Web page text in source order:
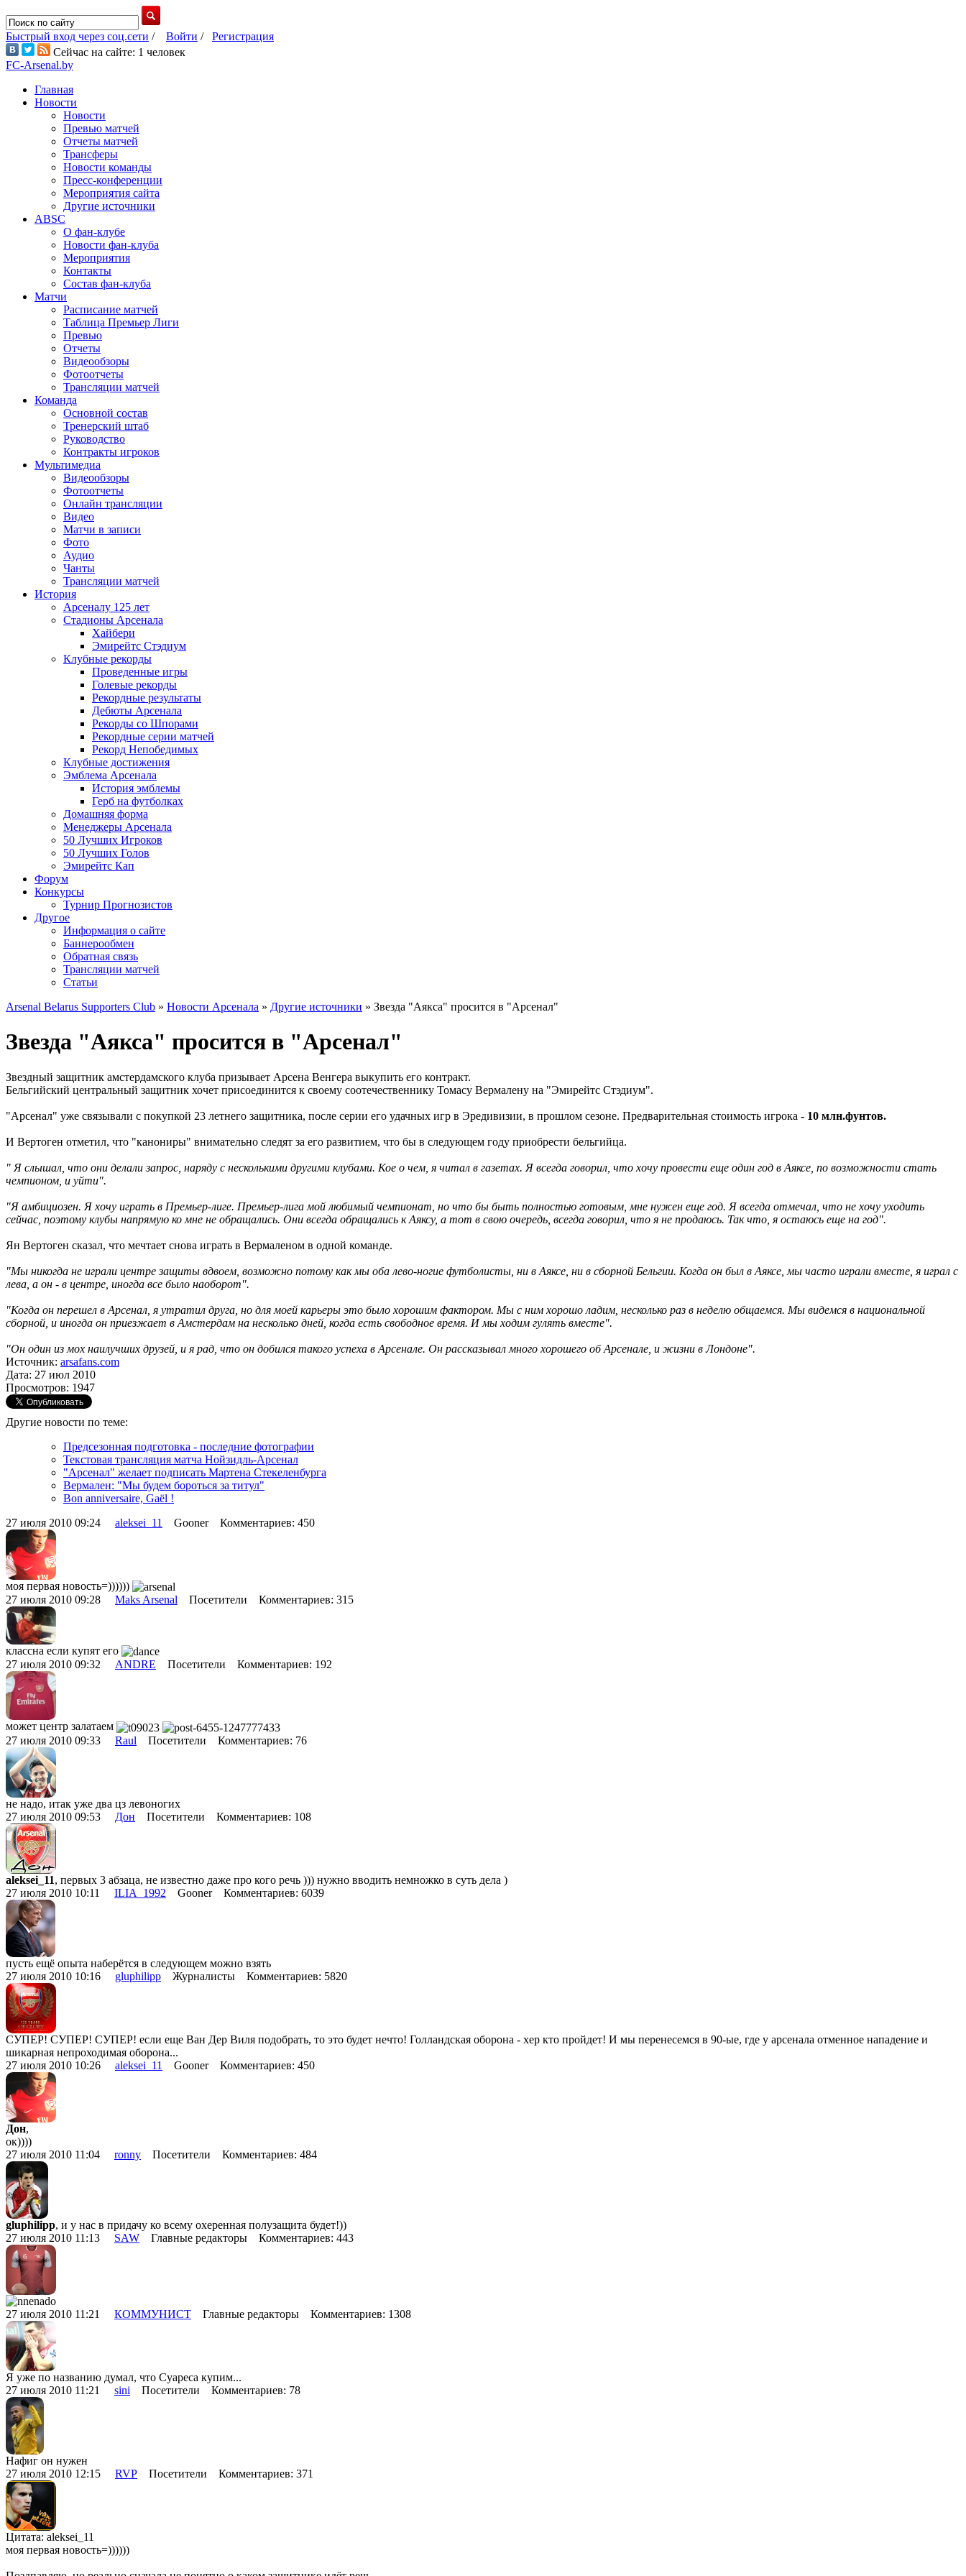
Быстрый вход через соц.сети / Войти / Регистрация
Сейчас на сайте: 1 человек
FC-Arsenal.by
Главная
Новости
Новости
Превью матчей
Отчеты матчей
Трансферы
Новости команды
Пресс-конференции
Мероприятия сайта
Другие источники
ABSC
О фан-клубе
Новости фан-клуба
Мероприятия
Контакты
Состав фан-клуба
Матчи
Расписание матчей
Таблица Премьер Лиги
Превью
Отчеты
Видеообзоры
Фотоотчеты
Трансляции матчей
Команда
Основной состав
Тренерский штаб
Руководство
Контракты игроков
Мультимедиа
Видеообзоры
Фотоотчеты
Онлайн трансляции
Видео
Матчи в записи
Фото
Аудио
Чанты
Трансляции матчей
История
Арсеналу 125 лет
Стадионы Арсенала
Хайбери
Эмирейтс Стэдиум
Клубные рекорды
Проведенные игры
Голевые рекорды
Рекордные результаты
Дебюты Арсенала
Рекорды со Шпорами
Рекордные серии матчей
Рекорд Непобедимых
Клубные достижения
Эмблема Арсенала
История эмблемы
Герб на футболках
Домашняя форма
Менеджеры Арсенала
50 Лучших Игроков
50 Лучших Голов
Эмирейтс Кап
Форум
Конкурсы
Турнир Прогнозистов
Другое
Информация о сайте
Баннерообмен
Обратная связь
Трансляции матчей
Статьи
Arsenal Belarus Supporters Club » Новости Арсенала » Другие источники » Звезда "Аякса" просится в "Арсенал"
Звезда "Аякса" просится в "Арсенал"
Звездный защитник амстердамского клуба призывает Арсена Венгера выкупить его контракт.
Бельгийский центральный защитник хочет присоединится к своему соотечественнику Томасу Вермалену на "Эмирейтс Стэдиум".
"Арсенал" уже связывали с покупкой 23 летнего защитника, после серии его удачных игр в Эредивизии, в прошлом сезоне. Предварительная стоимость игрока - 10 млн.фунтов.
И Вертоген отметил, что "канониры" внимательно следят за его развитием, что бы в следующем году приобрести бельгийца.
" Я слышал, что они делали запрос, наряду с несколькими другими клубами. Кое о чем, я читал в газетах. Я всегда говорил, что хочу провести еще один год в Аяксе, по возможности стать
чемпионом, и уйти".
"Я амбициозен. Я хочу играть в Премьер-лиге. Премьер-лига мой любимый чемпионат, но что бы быть полностью готовым, мне нужен еще год. Я всегда отмечал, что не хочу уходить
сейчас, поэтому клубы напрямую ко мне не обращались. Они всегда обращались к Аяксу, а тот в свою очередь, всегда говорил, что я не продаюсь. Так что, я остаюсь еще на год".
Ян Вертоген сказал, что мечтает снова играть в Вермаленом в одной команде.
"Мы никогда не играли центре защиты вдвоем, возможно потому как мы оба лево-ногие футболисты, ни в Аяксе, ни в сборной Бельгии. Когда он был в Аяксе, мы часто играли вместе, я играл с
лева, а он - в центре, иногда все было наоборот".
"Когда он перешел в Арсенал, я утратил друга, но для моей карьеры это было хорошим фактором. Мы с ним хорошо ладим, несколько раз в неделю общаемся. Мы видемся в национальной
сборной, и иногда он приезжает в Амстердам на несколько дней, когда есть свободное время. И мы ходим гулять вместе".
"Он один из мох наилучших друзей, и я рад, что он добился такого успеха в Арсенале. Он рассказывал много хорошего об Арсенале, и жизни в Лондоне".
Источник: arsafans.com
Дата: 27 июл 2010
Просмотров: 1947
Другие новости по теме:
Предсезонная подготовка - последние фотографии
Текстовая трансляция матча Нойзидль-Арсенал
"Арсенал" желает подписать Мартена Стекеленбурга
Вермален: "Мы будем бороться за титул"
Bon anniversaire, Gaël !
27 июля 2010 09:24 aleksei_11 Gooner Комментариев: 450
моя первая новость=))))))
27 июля 2010 09:28 Maks Arsenal Посетители Комментариев: 315
классна если купят его
27 июля 2010 09:32 ANDRE Посетители Комментариев: 192
может центр залатаем
27 июля 2010 09:33 Raul Посетители Комментариев: 76
не надо, итак уже два цз левоногих
27 июля 2010 09:53 Дон Посетители Комментариев: 108
aleksei_11, первых 3 абзаца, не известно даже про кого речь ))) нужно вводить немножко в суть дела )
27 июля 2010 10:11 ILIA_1992 Gooner Комментариев: 6039
пусть ещё опыта наберётся в следующем можно взять
27 июля 2010 10:16 gluphilipp Журналисты Комментариев: 5820
СУПЕР! СУПЕР! СУПЕР! если еще Ван Дер Виля подобрать, то это будет нечто! Голландская оборона - хер кто пройдет! И мы перенесемся в 90-ые, где у арсенала отменное нападение и
шикарная непроходимая оборона...
27 июля 2010 10:26 aleksei_11 Gooner Комментариев: 450
Дон,
ок))))
27 июля 2010 11:04 ronny Посетители Комментариев: 484
gluphilipp, и у нас в придачу ко всему охеренная полузащита будет!))
27 июля 2010 11:13 SAW Главные редакторы Комментариев: 443
27 июля 2010 11:21 КОММУНИСТ Главные редакторы Комментариев: 1308
Я уже по названию думал, что Суареса купим...
27 июля 2010 11:21 sini Посетители Комментариев: 78
Нафиг он нужен
27 июля 2010 12:15 RVP Посетители Комментариев: 371
Цитата: aleksei_11
моя первая новость=))))))